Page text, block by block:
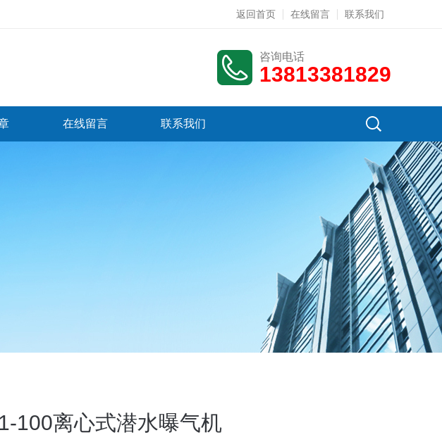
返回首页 在线留言 联系我们
咨询电话
13813381829
在线留言 联系我们
100离心式潜水曝气机